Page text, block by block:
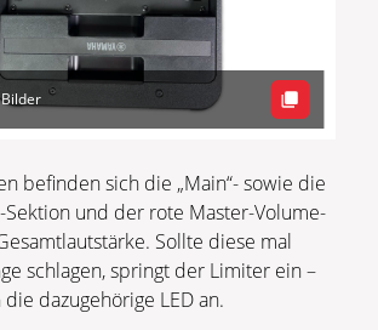
befinden sich die „Main“- sowie die
Sektion und der rote Master-Volume-
Sollte diese mal
schlagen, springt der Limiter ein –
dazugehörige LED an.